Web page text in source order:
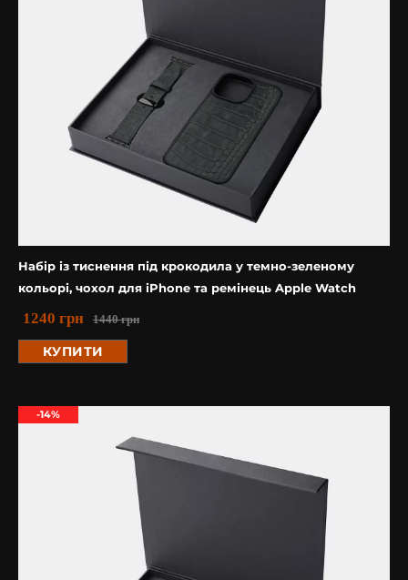
Набір із тиснення під крокодила у темно-зеленому
кольорі, чохол для iPhone та ремінець Apple Watch
1440грн
1240 грн
КУПИТИ
-14%